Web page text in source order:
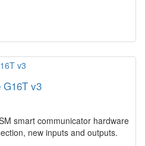
G16T v3
smart communicator hardware
new inputs and outputs.